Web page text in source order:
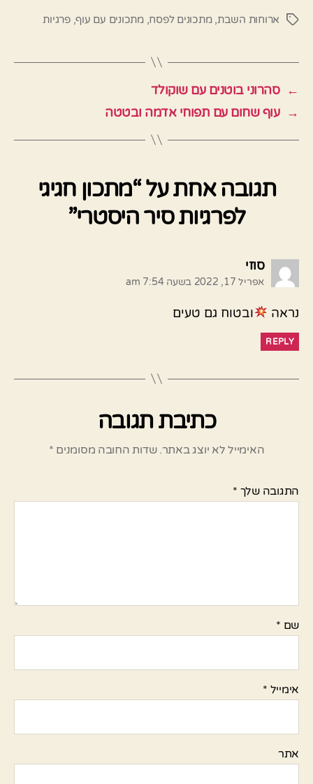
תגיותארוחות השבת,מתכונים לפסח,מתכונים עם עוף,פרגיות
← סהרוני בוטנים עם שוקולד
→ עוף שחום עם תפוחי אדמה ובטטה
תגובה אחת על “מתכון חגיגי
לפרגיות סיר היסטרי”
סוזי
אפריל 17, 2022 בשעה 7:54 am
נראה ובטוח גם טעים
REPLY
כתיבת תגובה
האימייל לא יוצג באתר. שדות החובה מסומנים *
התגובה שלך *
שם *
אימייל *
אתר